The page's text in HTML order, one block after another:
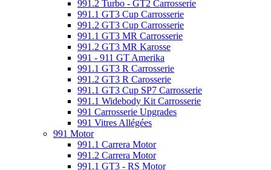
991.2 Turbo - GT2 Carrosserie
991.1 GT3 Cup Carrosserie
991.2 GT3 Cup Carrosserie
991.1 GT3 MR Carrosserie
991.2 GT3 MR Karosse
991 - 911 GT Amerika
991.1 GT3 R Carrosserie
991.2 GT3 R Carosserie
991.1 GT3 Cup SP7 Carrosserie
991.1 Widebody Kit Carrosserie
991 Carrosserie Upgrades
991 Vitres Allégées
991 Motor
991.1 Carrera Motor
991.2 Carrera Motor
991.1 GT3 - RS Motor